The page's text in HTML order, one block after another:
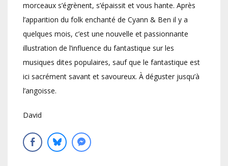
morceaux s’égrènent, s’épaissit et vous hante. Après
l’apparition du folk enchanté de Cyann & Ben il y a
quelques mois, c’est une nouvelle et passionnante
illustration de l’influence du fantastique sur les
musiques dites populaires, sauf que le fantastique est
ici sacrément savant et savoureux. À déguster jusqu’à
l’angoisse.
David